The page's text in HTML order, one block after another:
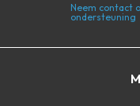
Neem contact
ondersteuning